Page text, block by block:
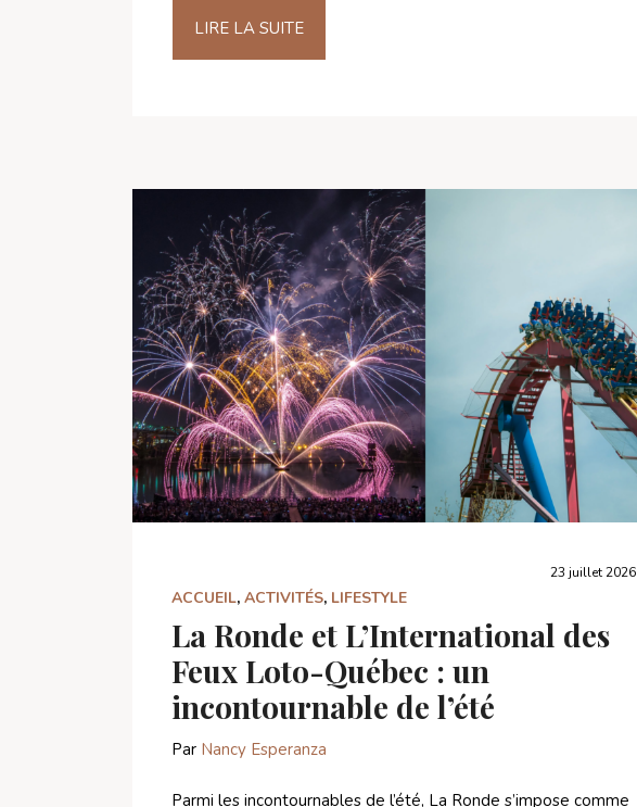
LIRE LA SUITE
23 juillet 2026
ACCUEIL, ACTIVITÉS, LIFESTYLE
La Ronde et L’International des
Feux Loto-Québec : un
incontournable de l’été
Par Nancy Esperanza
Parmi les incontournables de l’été, La Ronde s’impose comme